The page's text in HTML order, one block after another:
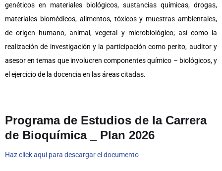
genéticos en materiales biológicos, sustancias químicas, drogas,
materiales biomédicos, alimentos, tóxicos y muestras ambientales,
de origen humano, animal, vegetal y microbiológico; así como la
realización de investigación y la participación como perito, auditor y
asesor en temas que involucren componentes químico – biológicos, y
el ejercicio de la docencia en las áreas citadas.
Programa de Estudios de la Carrera
de Bioquímica _ Plan 2026
Haz click aquí para descargar el documento